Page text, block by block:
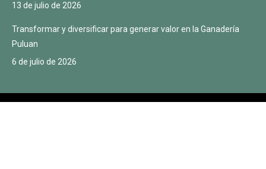
13 de julio de 2026
Transformar y diversificar para generar valor en la Ganadería
Puluan
6 de julio de 2026